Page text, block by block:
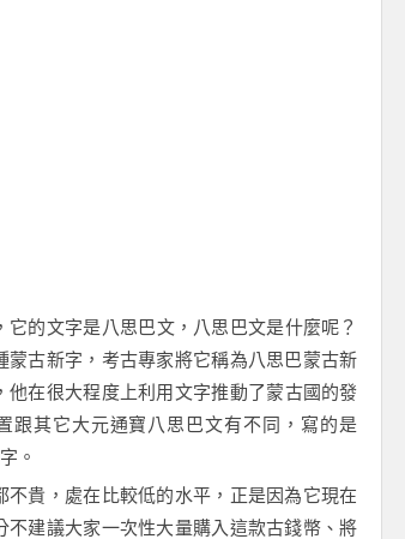
它的文字是八思巴文，八思巴文是什麼呢？
蒙古新字，考古專家將它稱為八思巴蒙古新
他在很大程度上利用文字推動了蒙古國的發
跟其它大元通寶八思巴文有不同，寫的是
。
不貴，處在 比較低的水平，正是因為它現在
建議大家一次性大量購入這款古錢幣、將